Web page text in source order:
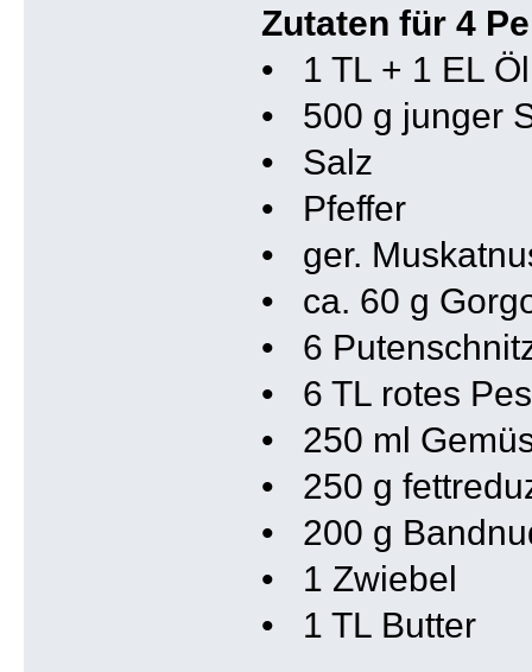
Zutaten für 4
• 1 TL + 1 EL Öl
• 500 g junger
• Salz
• Pfeffer
• ger.
• ca. 60 g
• 6
• 6 TL rotes
• 250 ml
• 250 g
• 200 g
• 1 Zwiebel
• 1 TL Butter